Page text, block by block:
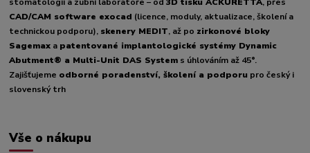
CAD/CAM software exocad (licence, moduly, aktualizace, školení a
technickou podporu), skenery MEDIT, až po zirkonové bloky
Sagemax a patentované implantologické systémy Dynamic
Abutment® a Multi-Unit DAS System s úhlováním až 45°.
Zajišťujeme odborné poradenství, školení a podporu pro český i
slovenský trh
Vše o nákupu